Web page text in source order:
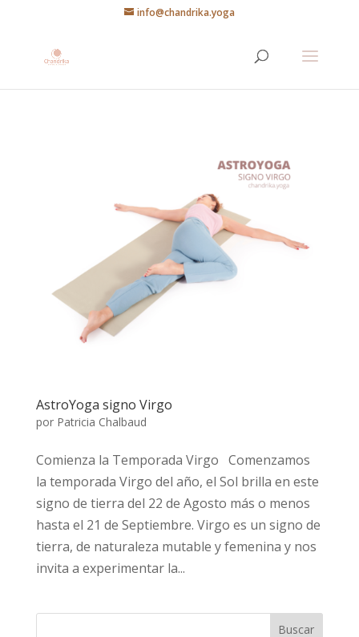
info@chandrika.yoga
AstroYoga signo Virgo
por Patricia Chalbaud
Comienza la Temporada Virgo Comenzamos
la temporada Virgo del año, el Sol brilla en este
signo de tierra del 22 de Agosto más o menos
hasta el 21 de Septiembre. Virgo es un signo de
tierra, de naturaleza mutable y femenina y nos
invita a experimentar la...